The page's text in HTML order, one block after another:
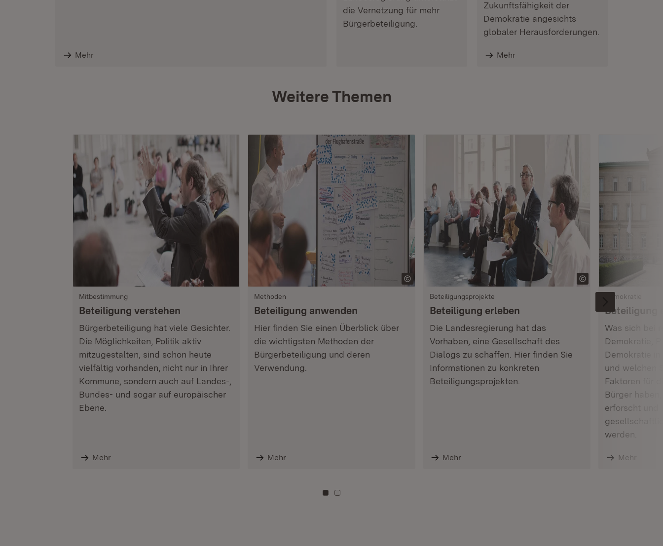
Mehr
die Vernetzung für mehr
Bürgerbeteiligung.
Zukunftsfähigkeit der
Demokratie angesichts
globaler Herausforderungen.
Mehr
Weitere Themen
Mitbestimmung
Beteiligung verstehen
Bürgerbeteiligung hat viele Gesichter.
Die Möglichkeiten, Politik aktiv
mitzugestalten, sind schon heute
vielfältig vorhanden, nicht nur in Ihrer
Kommune, sondern auch auf Landes-,
Bundes- und sogar auf europäischer
Ebene.
Mehr
Methoden
Beteiligung anwenden
Hier finden Sie einen Überblick über
die wichtigsten Methoden der
Bürgerbeteiligung und deren
Verwendung.
Mehr
Beteiligungsprojekte
Beteiligung erleben
Die Landesregierung hat das
Vorhaben, eine Gesellschaft des
Dialogs zu schaffen. Hier finden Sie
Informationen zu konkreten
Beteiligungsprojekten.
Mehr
Demokratie
Beteiligung
Was sich bei
Demokratie,
Demokratie
und welchen
Faktoren für
Bürger
erforscht und
werden.
Mehr
Zu Kachel: 0
Zu Kachel: 3